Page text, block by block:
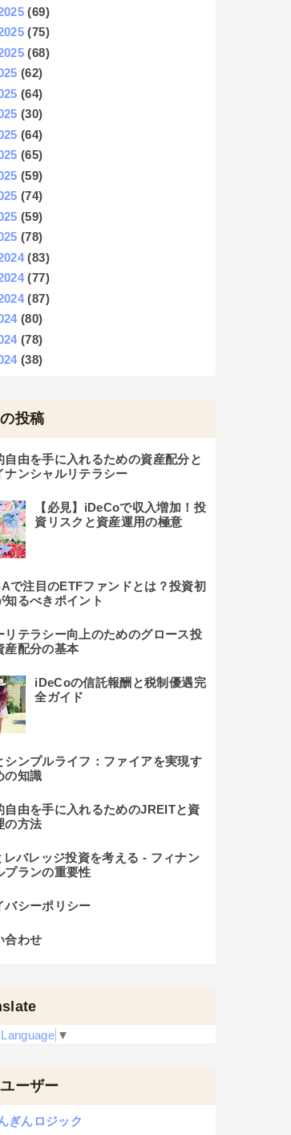
(69)
(75)
(68)
(62)
(64)
(30)
(64)
(65)
(59)
(74)
(59)
(78)
(83)
(77)
(87)
(80)
(78)
(38)
投稿
自由を手に入れるための資産配分と
ナンシャルリテラシー
【必見】iDeCoで収入増加！投
資リスクと資産運用の極意
で注目のETFファンドとは？投資初
知るべきポイント
リテラシー向上のためのグロース投
産配分の基本
iDeCoの信託報酬と税制優遇完
全ガイド
シンプルライフ：ファイアを実現す
の知識
自由を手に入れるためのJREITと資
の方法
レバレッジ投資を考える - フィナン
プランの重要性
バシーポリシー
合わせ
▼
ーザー
ぎんロジック